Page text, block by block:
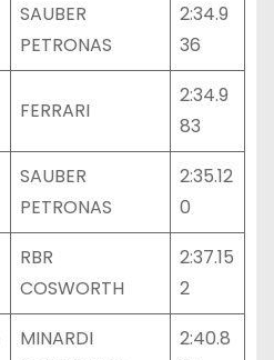
SAUBER
PETRONAS
2:34.9
36
FERRARI
2:34.9
83
SAUBER
PETRONAS
2:35.12
0
RBR
COSWORTH
2:37.15
2
MINARDI
2:40.8